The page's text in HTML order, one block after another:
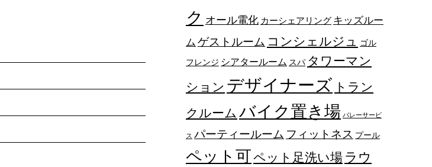
ク オール電化 カーシェアリング キッズルー
ム ゲストルーム コンシェルジュ
ゴル
フレンジ シアタールーム スパ タワーマン
ション デザイナーズ トラン
クルーム バイク置き場 バレーサービ
ス パーティールーム フィットネス プール
ペット可ペット足洗い場 ラウ